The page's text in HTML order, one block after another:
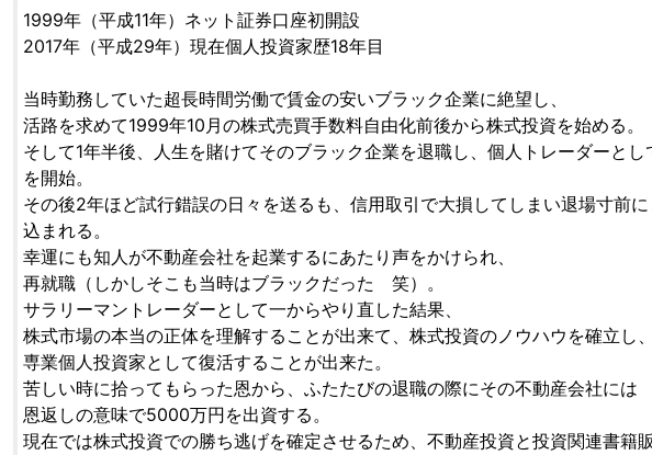
1999年（平成11年）ネット証券口座初開設
2017年（平成29年）現在個人投資家歴18年目
当時勤務していた超長時間労働で賃金の安いブラック企業に絶望し、
活路を求めて1999年10月の株式売買手数料自由化前後から株式投資を始める。
そして1年半後、人生を賭けてそのブラック企業を退職し、個人トレーダーとし
を開始。
その後2年ほど試行錯誤の日々を送るも、信用取引で大損してしまい退場寸前
込まれる。
幸運にも知人が不動産会社を起業するにあたり声をかけられ、
再就職（しかしそこも当時はブラックだった 笑）。
サラリーマントレーダーとして一からやり直した結果、
株式市場の本当の正体を理解することが出来て、株式投資のノウハウを確立し、
専業個人投資家として復活することが出来た。
苦しい時に拾ってもらった恩から、ふたたびの退職の際にその不動産会社には
恩返しの意味で5000万円を出資する。
現在では株式投資での勝ち逃げを確定させるため、不動産投資と投資関連書籍